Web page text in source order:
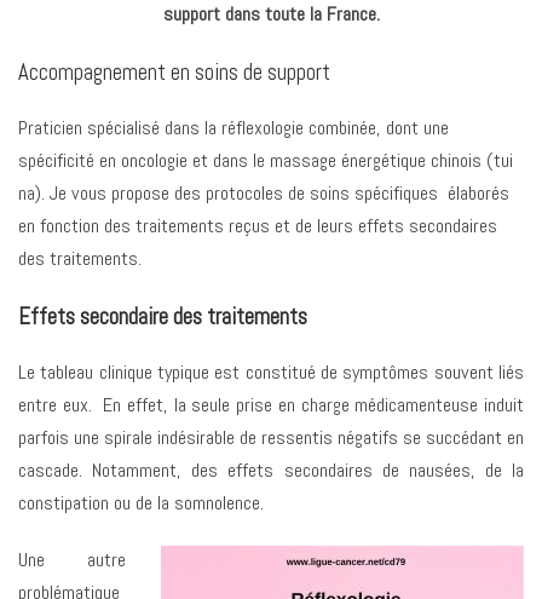
support dans toute la France.
Accompagnement en soins de support
Praticien spécialisé dans la réflexologie combinée, dont une
spécificité en oncologie et dans le massage énergétique chinois (tui
na). Je vous propose des protocoles de soins spécifiques élaborés
en fonction des traitements reçus et de leurs effets secondaires
des traitements.
Effets secondaire des traitements
Le tableau clinique typique est constitué de symptômes souvent liés
entre eux. En effet, la seule prise en charge médicamenteuse induit
parfois une spirale indésirable de ressentis négatifs se succédant en
cascade. Notamment, des effets secondaires de nausées, de la
constipation ou de la somnolence.
Une autre
problématique